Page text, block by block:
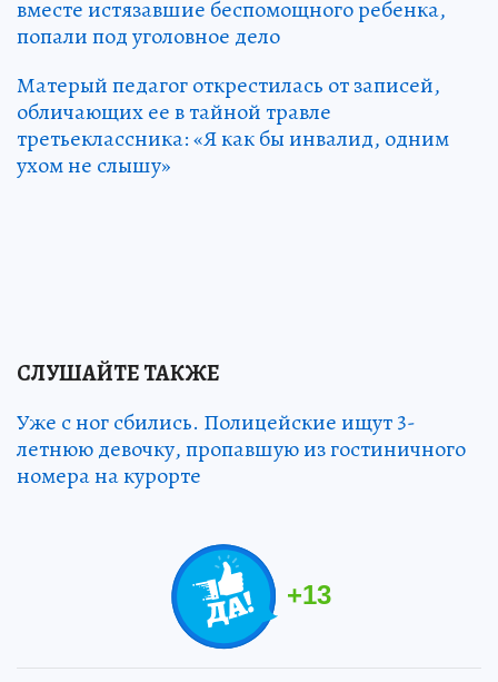
вместе истязавшие беспомощного ребенка,
попали под уголовное дело
Матерый педагог открестилась от записей,
обличающих ее в тайной травле
третьеклассника: «Я как бы инвалид, одним
ухом не слышу»
СЛУШАЙТЕ ТАКЖЕ
Уже с ног сбились. Полицейские ищут 3-
летнюю девочку, пропавшую из гостиничного
номера на курорте
+13